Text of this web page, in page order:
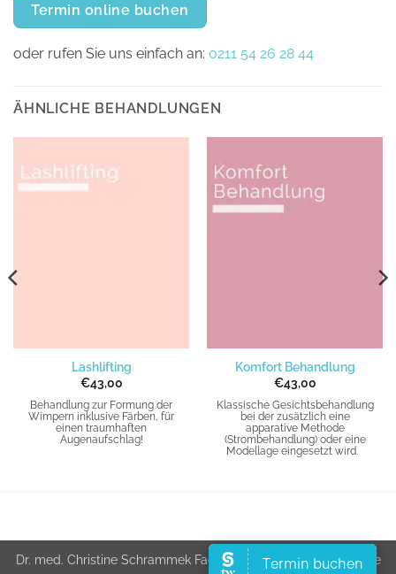
Termin online buchen
oder rufen Sie uns einfach an: 0211 54 26 28 44
ÄHNLICHE BEHANDLUNGEN
Lashlifting
€43,00
Behandlung zur Formung der
Wimpern inklusive Färben, für
einen traumhaften
Augenaufschlag!
Komfort Behandlung
€43,00
Klassische Gesichtsbehandlung
bei der zusätzlich eine
apparative Methode
(Strombehandlung) oder eine
Modellage eingesetzt wird.
Dr. med. Christine Schrammek Fachschule für dermatologische